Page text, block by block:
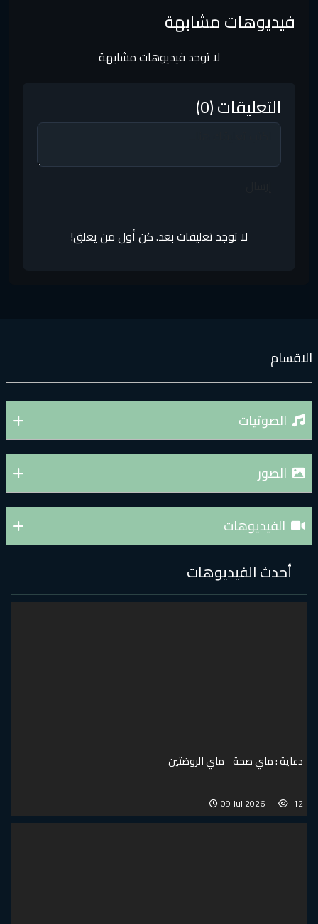
الصوتيات
الصور
الفيديوهات
أحدث الفيديوهات
دعاية : ماي صحة - ماي الروضتين
12
09 Jul 2026
فيديوهات مشابهة
لا توجد فيديوهات مشابهة
التعليقات (0)
لا توجد تعليقات بعد. كن أول من يعلق!